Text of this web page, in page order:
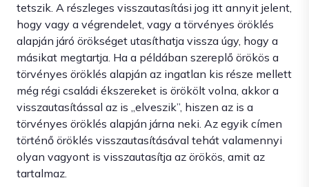
tetszik. A részleges visszautasítási jog itt annyit jelent,
hogy vagy a végrendelet, vagy a törvényes öröklés
alapján járó örökséget utasíthatja vissza úgy, hogy a
másikat megtartja. Ha a példában szereplő örökös a
törvényes öröklés alapján az ingatlan kis része mellett
még régi családi ékszereket is örökölt volna, akkor a
visszautasítással az is „elveszik”, hiszen az is a
törvényes öröklés alapján járna neki. Az egyik címen
történő öröklés visszautasításával tehát valamennyi
olyan vagyont is visszautasítja az örökös, amit az
tartalmaz.